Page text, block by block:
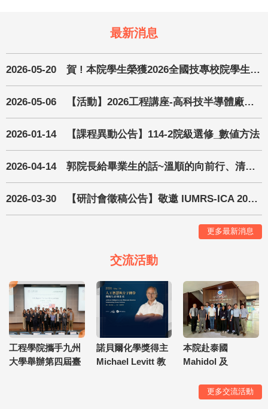
最新消息
2026-05-20 賀 ! 本院學生榮獲2026全國技專校院學生實務專題製作競賽暨成果展第一名與佳作殊榮
2026-05-06 【活動】2026工程講座-高科技半導體廠務分享座談會
2026-01-14 【課程異動公告】114-2院級選修_數値方法
2026-04-14 郭院長給畢業生的話~溫順的向前行、清醒的做決定—在不確定的未來中找到方向
2026-03-30 【研討會徵稿公告】敬邀 IUMRS-ICA 2026 國際材料研究學會亞洲會議暨中國材料科學學會115年年會
更多最新消息
交流活動
工程學院攜手九州
大學舉辦第四屆臺
諾貝爾化學獎得主
Michael Levitt 教
本院赴泰國
Mahidol 及
學術交流與海外招
更多交流活動